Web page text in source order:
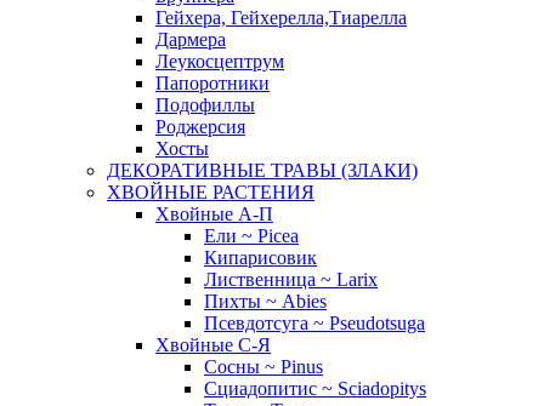
Гейхера, Гейхерелла,Тиарелла
Дармера
Леукосцептрум
Папоротники
Подофиллы
Роджерсия
Хосты
ДЕКОРАТИВНЫЕ ТРАВЫ (ЗЛАКИ)
ХВОЙНЫЕ РАСТЕНИЯ
Хвойные А-П
Ели ~ Picea
Кипарисовик
Лиственница ~ Larix
Пихты ~ Abies
Псевдотсуга ~ Pseudotsuga
Хвойные С-Я
Сосны ~ Pinus
Сциадопитис ~ Sciadopitys